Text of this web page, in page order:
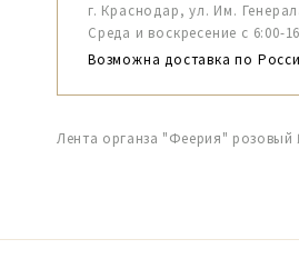
г. Краснодар, ул. Им.
Среда и воскресение с 6:00-
Возможна доставка по
Лента органза "Феерия" розовый